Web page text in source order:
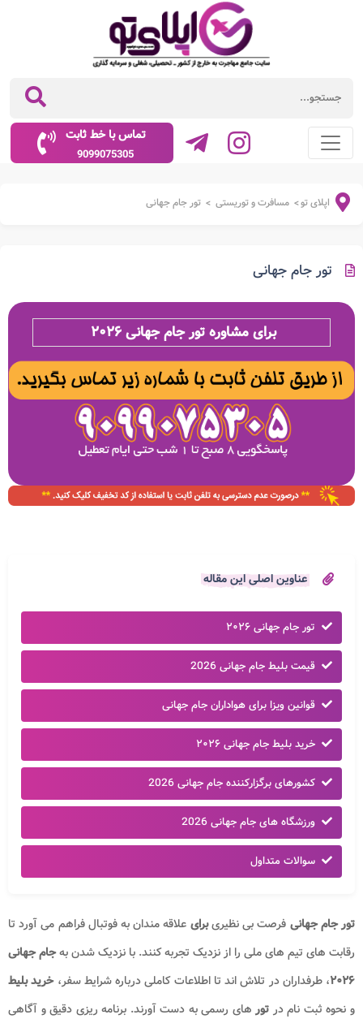
تماس با خط ثابت
9099075305
اپلای تو> مسافرت و توریستی > تور جام جهانی
تور جام جهانی
برای مشاوره تور جام جهانی ۲۰۲۶
عناوین اصلی این مقاله
تور جام جهانی ۲۰۲۶
قیمت بلیط جام جهانی 2026
قوانین ویزا برای هواداران جام جهانی
خرید بلیط جام جهانی ۲۰۲۶
کشورهای برگزارکننده جام جهانی 2026
ورزشگاه های جام جهانی 2026
سوالات متداول
تور جام جهانی فرصت بی نظیریبرای علاقه مندان به فوتبال فراهم می آورد تا
رقابت های تیم های ملی را از نزدیک تجربه کنند. با نزدیک شدن بهجام جهانی
۲۰۲۶، طرفداران در تلاش اند تا اطلاعات کاملی درباره شرایط سفر،خرید بلیط
و نحوه ثبت نام در تورهای رسمی به دست آورند. برنامه ریزی دقیق و آگاهی